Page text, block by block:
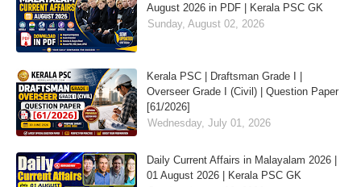
August 2026 in PDF | Kerala PSC GK
Sunday, August 02, 2026
Kerala PSC | Draftsman Grade I |
Overseer Grade I (Civil) | Question Paper
[61/2026]
Wednesday, July 01, 2026
Daily Current Affairs in Malayalam 2026 |
01 August 2026 | Kerala PSC GK